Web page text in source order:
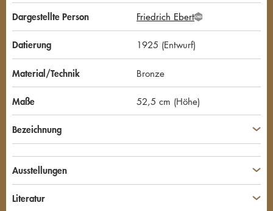
Dargestellte Person Friedrich EbertG
N
D
Datierung 1925 (Entwurf)
Material/Technik Bronze
Maße 52,5 cm (Höhe)
Bezeichnung
Ausstellungen
Literatur